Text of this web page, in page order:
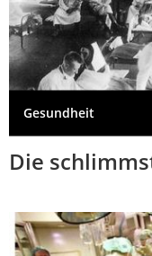
Gesundheit
Die